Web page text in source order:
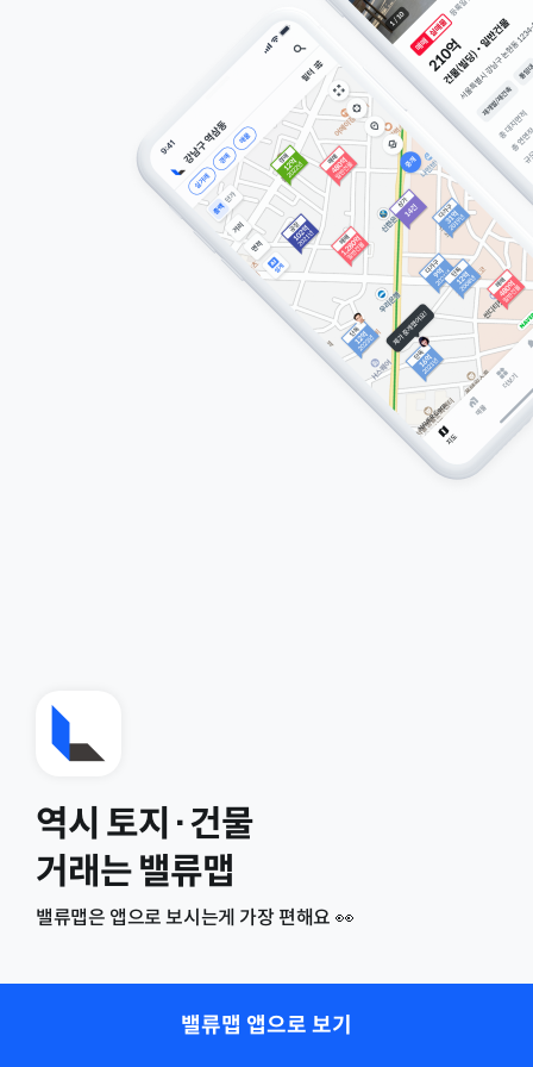
역시 토지·건물
거래는 밸류맵
밸류맵은 앱으로 보시는게 가장 편해요 👀
밸류맵 앱으로 보기